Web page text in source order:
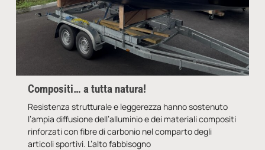
Compositi… a tutta natura!
Resistenza strutturale e leggerezza hanno sostenuto
l’ampia diffusione dell’alluminio e dei materiali compositi
rinforzati con fibre di carbonio nel comparto degli
articoli sportivi. L’alto fabbisogno